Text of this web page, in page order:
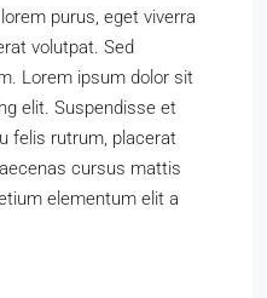
purus, eget viverra
volutpat. Sed
Lorem ipsum dolor sit
elit. Suspendisse et
felis rutrum, placerat
cursus mattis
elementum elit a